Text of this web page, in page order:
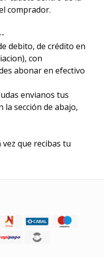
comprador.
debito, de crédito en
con
abonar en efectivo
envianos tus
sección de abajo,
vez que recibas tu